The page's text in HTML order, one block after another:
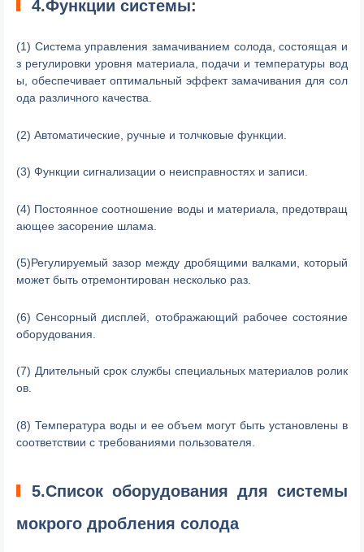
4.Функции системы:
(1) Система управления замачиванием солода, состоящая и
з регулировки уровня материала, подачи и температуры вод
ы, обеспечивает оптимальный эффект замачивания для сол
ода различного качества.
(2) Автоматические, ручные и толчковые функции.
(3) Функции сигнализации о неисправностях и записи.
(4) Постоянное соотношение воды и материала, предотвращ
ающее засорение шлама.
(5)Регулируемый зазор между дробящими валками, который
может быть отремонтирован несколько раз.
(6) Сенсорный дисплей, отображающий рабочее состояние
оборудования.
(7) Длительный срок службы специальных материалов ролик
ов.
(8) Температура воды и ее объем могут быть установлены в
соответствии с требованиями пользователя.
5.Список оборудования для системы
мокрого дробления солода